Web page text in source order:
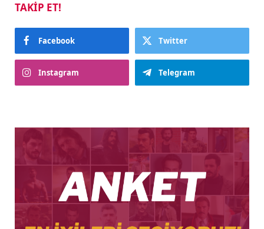
TAKIP ET!
Facebook Twitter
Instagram Telegram